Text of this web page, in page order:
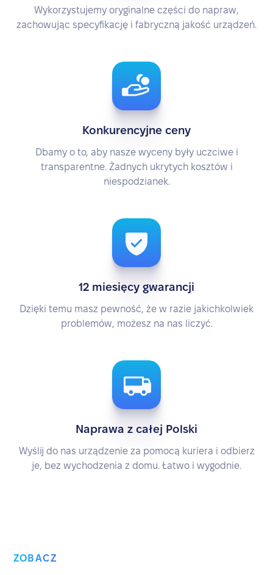
Wykorzystujemy oryginalne części do napraw,
zachowując specyfikację i fabryczną jakość urządzeń.
Konkurencyjne ceny
Dbamy o to, aby nasze wyceny były uczciwe i
transparentne. Żadnych ukrytych kosztów i
niespodzianek.
12 miesięcy gwarancji
Dzięki temu masz pewność, że w razie jakichkolwiek
problemów, możesz na nas liczyć.
Naprawa z całej Polski
Wyślij do nas urządzenie za pomocą kuriera i odbierz
je, bez wychodzenia z domu. Łatwo i wygodnie.
ZOBACZ